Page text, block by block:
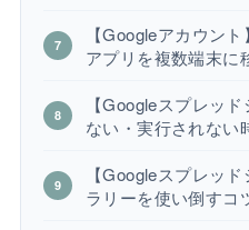
【Googleアカウン
アプリを複数端末に
【Googleスプレッ
ない・実行されない
【Googleスプレッ
ラリーを使い倒すコ